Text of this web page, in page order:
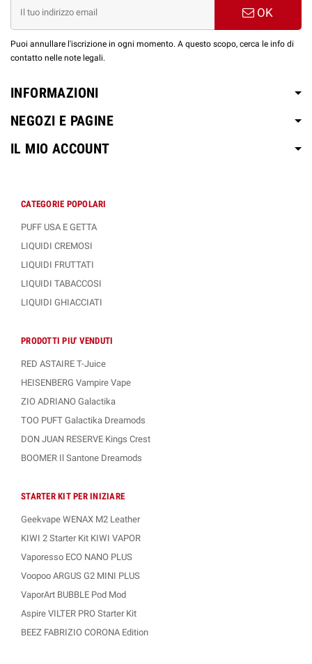
OK
Puoi annullare l'iscrizione in ogni momento. A questo scopo, cerca le info di
contatto nelle note legali.
INFORMAZIONI
NEGOZI E PAGINE
IL MIO ACCOUNT
CATEGORIE POPOLARI
PUFF USA E GETTA
LIQUIDI CREMOSI
LIQUIDI FRUTTATI
LIQUIDI TABACCOSI
LIQUIDI GHIACCIATI
PRODOTTI PIU' VENDUTI
RED ASTAIRE T-Juice
HEISENBERG Vampire Vape
ZIO ADRIANO Galactika
TOO PUFT Galactika Dreamods
DON JUAN RESERVE Kings Crest
BOOMER Il Santone Dreamods
STARTER KIT PER INIZIARE
Geekvape WENAX M2 Leather
KIWI 2 Starter Kit KIWI VAPOR
Vaporesso ECO NANO PLUS
Voopoo ARGUS G2 MINI PLUS
VaporArt BUBBLE Pod Mod
Aspire VILTER PRO Starter Kit
BEEZ FABRIZIO CORONA Edition